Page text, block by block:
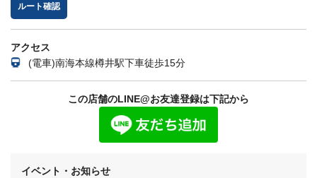
ルート確認
アクセス
(電車)南海本線樽井駅下車徒歩15分
この店舗のLINE@お友達登録は下記から
イベント・お知らせ